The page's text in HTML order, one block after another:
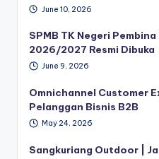
June 10, 2026
SPMB TK Negeri
2026/2027 Resmi Dibuka
June 9, 2026
Omnichannel Customer
Pelanggan Bisnis B2B
May 24, 2026
Sangkuriang Outdoor |